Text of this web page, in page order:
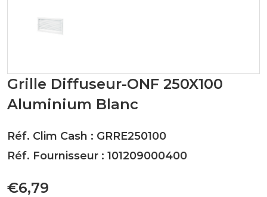
Grille Diffuseur-ONF 250X100
Aluminium Blanc
Réf. Clim Cash : GRRE250100
Réf. Fournisseur : 101209000400
€6,79